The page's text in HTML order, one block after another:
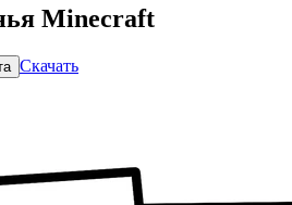
Minecraft
Скачать